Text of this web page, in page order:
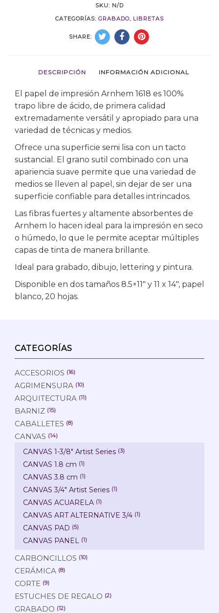
SKU: N/D
CATEGORÍAS: GRABADO, LIBRETAS
SHARE:
DESCRIPCIÓN INFORMACIÓN ADICIONAL
El papel de impresión Arnhem 1618 es 100%
trapo libre de ácido, de primera calidad
extremadamente versátil y apropiado para una
variedad de técnicas y medios.
Ofrece una superficie semi lisa con un tacto
sustancial. El grano sutil combinado con una
apariencia suave permite que una variedad de
medios se lleven al papel, sin dejar de ser una
superficie confiable para detalles intrincados.
Las fibras fuertes y altamente absorbentes de
Arnhem lo hacen ideal para la impresión en seco
o húmedo, lo que le permite aceptar múltiples
capas de tinta de manera brillante.
Ideal para grabado, dibujo, lettering y pintura.
Disponible en dos tamaños 8.5×11″ y 11 x 14″, papel
blanco, 20 hojas.
CATEGORÍAS
ACCESORIOS (16)
AGRIMENSURA (10)
ARQUITECTURA (11)
BARNIZ (15)
CABALLETES (8)
CANVAS (14)
CANVAS 1-3/8" Artist Series (3)
CANVAS 1.8 cm (1)
CANVAS 3.8 cm (1)
CANVAS 3/4" Artist Series (1)
CANVAS ACUARELA (1)
CANVAS ART ALTERNATIVE 3/4 (1)
CANVAS PAD (5)
CANVAS PANEL (1)
CARBONCILLOS (10)
CERÁMICA (8)
CORTE (9)
ESTUCHES DE REGALO (2)
GRABADO (12)